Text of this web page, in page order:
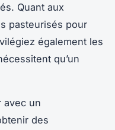
Quant aux
pasteurisés pour
également les
qu’un
avec un
des